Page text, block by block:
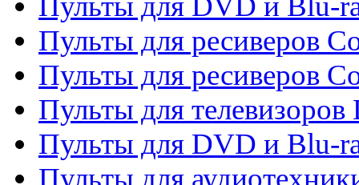
Пульты для ресиверов
Пульты для ресиверов
Пульты для телевизоров
Пульты для DVD и Blu-
Пульты для